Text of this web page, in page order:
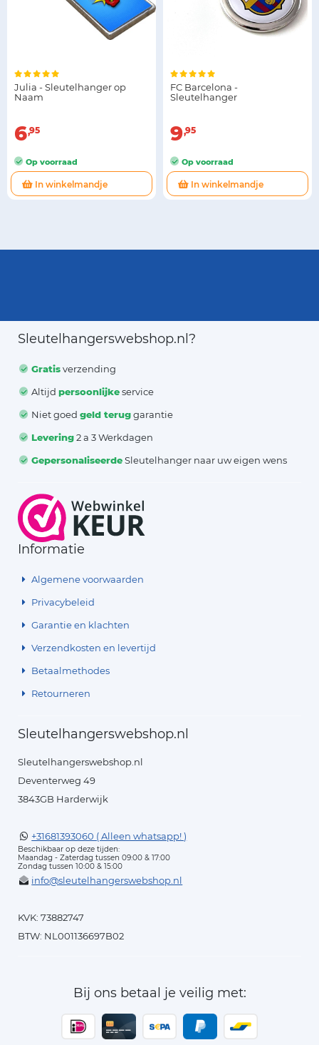
Julia - Sleutelhanger op
Naam
6 95
Op voorraad
In winkelmandje
FC Barcelona -
Sleutelhanger
9 95
Op voorraad
In winkelmandje
Sleutelhangerswebshop.nl?
Gratisverzending
Altijdpersoonlijkeservice
Niet goedgeld teruggarantie
Levering2 a 3 Werkdagen
GepersonaliseerdeSleutelhanger naar uw eigen wens
Informatie
Algemene voorwaarden
Privacybeleid
Garantie en klachten
Verzendkosten en levertijd
Betaalmethodes
Retourneren
Sleutelhangerswebshop.nl
Sleutelhangerswebshop.nl
Deventerweg 49
3843GB Harderwijk
+31681393060 ( Alleen whatsapp! )
Beschikbaar op deze tijden:
Maandag - Zaterdag tussen 09:00 & 17:00
Zondag tussen 10:00 & 15:00
info@sleutelhangerswebshop.nl
KVK: 73882747
BTW: NL001136697B02
Bij ons betaal je veilig met: